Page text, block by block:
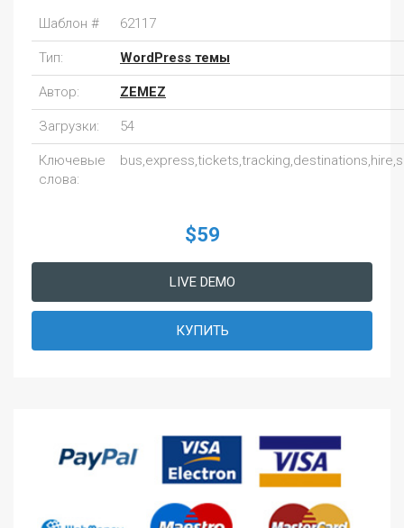
Шаблон # 62117
Тип: WordPress темы
Автор: ZEMEZ
Загрузки: 54
Ключевые
слова:
$59
LIVE DEMO
КУПИТЬ